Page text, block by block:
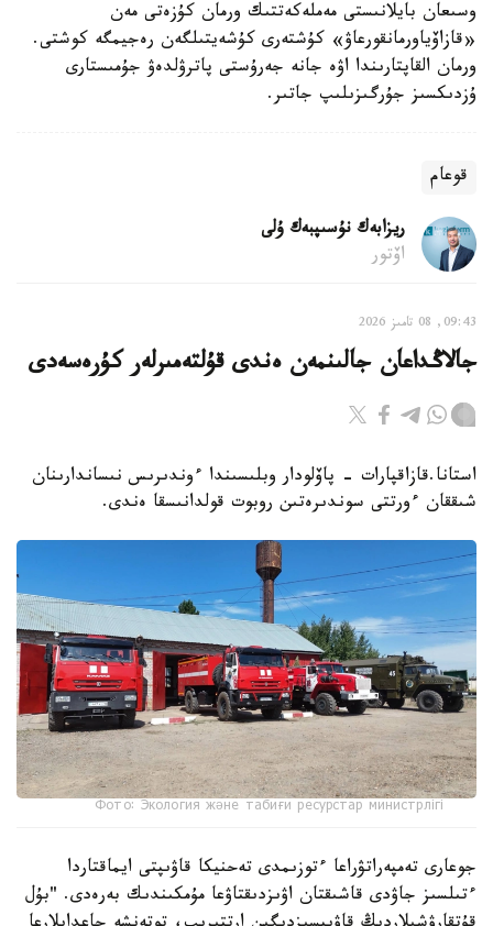
وسىعان بايلانىستى مەملەكەتتىك ورمان كۇزەتى مەن
«قازاۆياورمانقورعاۋ» كۇشتەرى كۇشەيتىلگەن رەجيمگە كوشتى.
ورمان القاپتارىندا اۋە جانە جەرۇستى پاترۋلدەۋ جۇمىستارى
ۇزدىكسىز جۇرگىزىلىپ جاتىر.
قوعام
ريزابەك نۇسىپبەك ۇلى
اۆتور
09:43, 08 تامىز 2026
جالاڭداعان جالىنمەن ەندى قۇلتەمىرلەر كۇرەسەدى
استانا.قازاقپارات - پاۆلودار وبلىسىندا ءوندىرىس نىساندارىنان
شىققان ءورتتى سوندىرەتىن روبوت قولدانىسقا ەندى.
Фото: Экология және табиғи ресурстар министрлігі
جوعارى تەمپەراتۋراعا ءتوزىمدى تەحنيكا قاۋىپتى ايماقتاردا
ءتىلسىز جاۋدى قاشىقتان اۋىزدىقتاۋعا مۇمكىندىك بەرەدى. "بۇل